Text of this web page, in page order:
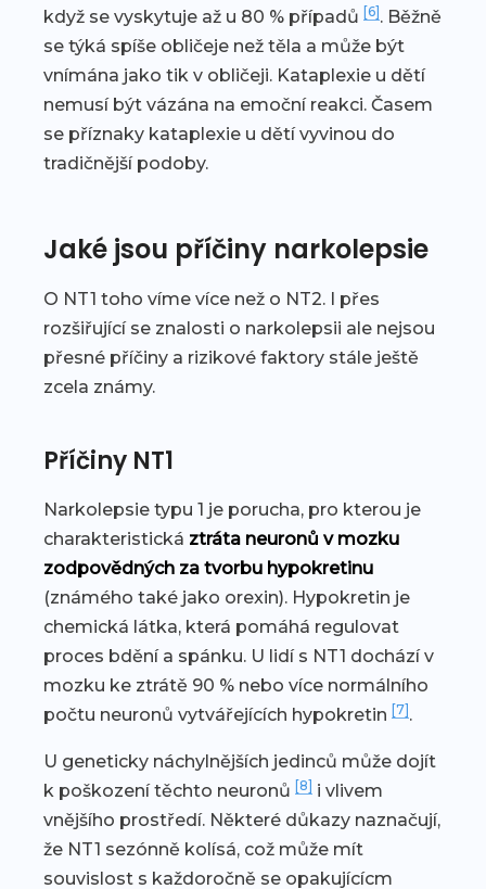
když se vyskytuje až u 80 % případů [6] . Běžně
se týká spíše obličeje než těla a může být
vnímána jako tik v obličeji. Kataplexie u dětí
nemusí být vázána na emoční reakci. Časem
se příznaky kataplexie u dětí vyvinou do
tradičnější podoby.
Jaké jsou příčiny narkolepsie
O NT1 toho víme více než o NT2. I přes
rozšiřující se znalosti o narkolepsii ale nejsou
přesné příčiny a rizikové faktory stále ještě
zcela známy.
Příčiny NT1
Narkolepsie typu 1 je porucha, pro kterou je
charakteristická ztráta neuronů v mozku
zodpovědných za tvorbu hypokretinu
(známého také jako orexin). Hypokretin je
chemická látka, která pomáhá regulovat
proces bdění a spánku. U lidí s NT1 dochází v
mozku ke ztrátě 90 % nebo více normálního
počtu neuronů vytvářejících hypokretin [7] .
U geneticky náchylnějších jedinců může dojít
k poškození těchto neuronů [8] i vlivem
vnějšího prostředí. Některé důkazy naznačují,
že NT1 sezónně kolísá, což může mít
souvislost s každoročně se opakujícícm